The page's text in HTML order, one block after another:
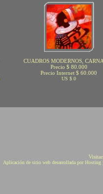
CUADROS MODERNOS,
Precio $ 80.000
Precio Internet $ 60.000
US $ 0
Aplicación de sitio web desarrollada por